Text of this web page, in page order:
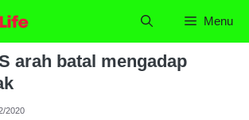
Menu
arah batal mengadap
2020